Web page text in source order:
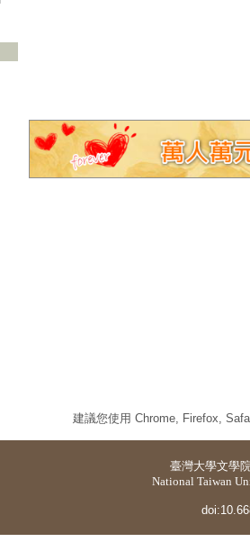
建議您使用 Chrome, Firefox,
臺灣大學文學
National Taiwan